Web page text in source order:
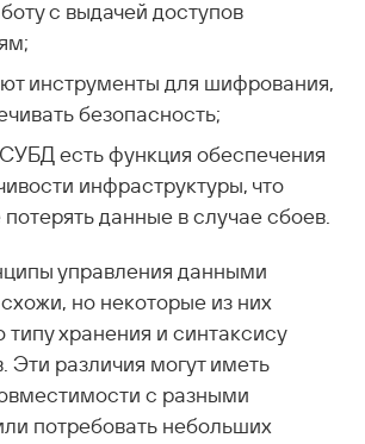
с выдачей доступов
инструменты для шифрования,
безопасность;
есть функция обеспечения
инфраструктуры, что
потерять данные в случае сбоев.
управления данными
но некоторые из них
типу хранения и синтаксису
Эти различия могут иметь
с разными
потребовать небольших